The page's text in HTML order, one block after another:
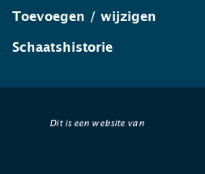
Toevoegen / wijzigen
Schaatshistorie
Dit is een website van